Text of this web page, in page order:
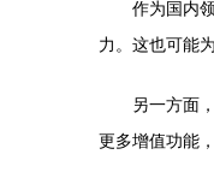
作为国内
力。这也可能
另一方面
更多增值功能